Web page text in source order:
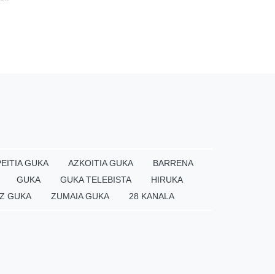
GUKA AZKOITIA GUKA
BARRENA
GUKA GUKA TELEBISTA
HIRUKA
GUKA ZUMAIA GUKA 28 KANALA